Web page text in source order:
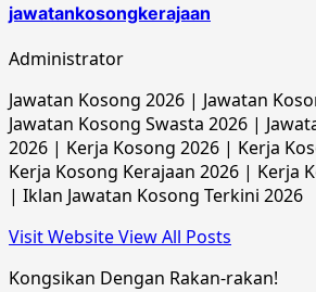
jawatankosongkerajaan
Administrator
Jawatan Kosong 2026 | Jawatan
Jawatan Kosong Swasta 2026 |
2026 | Kerja Kosong 2026 | Kerja
Kerja Kosong Kerajaan 2026 | Kerja
| Iklan Jawatan Kosong Terkini 2026
Visit WebsiteView All Posts
Kongsikan Dengan Rakan-rakan!